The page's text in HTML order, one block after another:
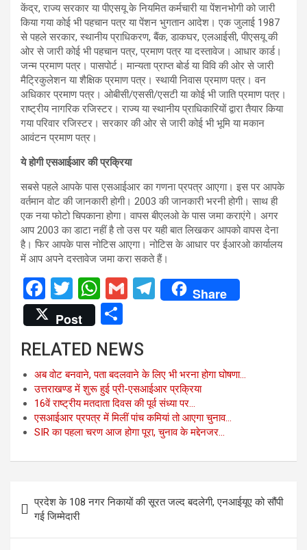
केंद्र, राज्य सरकार या पीएसयू के नियमित कर्मचारी या पेंशनभोगी को जारी
किया गया कोई भी पहचान पत्र या पेंशन भुगतान आदेश। एक जुलाई 1987
से पहले सरकार, स्थानीय प्राधिकरण, बैंक, डाकघर, एलआईसी, पीएसयू की
ओर से जारी कोई भी पहचान पत्र, प्रमाण पत्र या दस्तावेज। आधार कार्ड।
जन्म प्रमाण पत्र। पासपोर्ट। मान्यता प्राप्त बोर्ड या विवि की ओर से जारी
मैट्रिकुलेशन या शैक्षिक प्रमाण पत्र। स्थायी निवास प्रमाण पत्र। वन
अधिकार प्रमाण पत्र। ओबीसी/एससी/एसटी या कोई भी जाति प्रमाण पत्र।
राष्ट्रीय नागरिक रजिस्टर। राज्य या स्थानीय प्राधिकारियों द्वारा तैयार किया
गया परिवार रजिस्टर। सरकार की ओर से जारी कोई भी भूमि या मकान
आवंटन प्रमाण पत्र।
ये होगी एसआईआर की प्रक्रिया
सबसे पहले आपके पास एसआईआर का गणना प्रपत्र आएगा। इस पर आपके
वर्तमान वोट की जानकारी होगी। 2003 की जानकारी भरनी होगी। साथ ही
एक नया फोटो चिपकाना होगा। वापस बीएलओ के पास जमा कराएंगे। अगर
आप 2003 का डाटा नहीं है तो उस पर यही बात लिखकर आपको वापस देना
है। फिर आपके पास नोटिस आएगा। नोटिस के आधार पर ईआरओ कार्यालय
में आप अपने दस्तावेज जमा करा सकते हैं।
F
a
ce
b
o
o
k
T
wi
tt
er
W
h
at
s
A
p
p
G
T
a
m
Share
Post
h
ar
e
RELATED NEWS
अब वोट बनवाने, पता बदलवाने के लिए भी भरना होगा घोषणा…
उत्तराखण्ड में शुरू हुई प्री-एसआईआर प्रक्रिया
16वें राष्ट्रीय मतदाता दिवस की पूर्व संध्या पर…
एसआईआर प्रपत्र में मिलीं पांच कमियां तो आएगा चुनाव…
SIR का पहला चरण आज होगा पूरा, चुनाव के मद्देनजर…
navigation
प्रदेश के 108 नगर निकायों की सूरत जल्द बदलेगी, एनआईयूए को सौंपी
गई जिम्मेदारी